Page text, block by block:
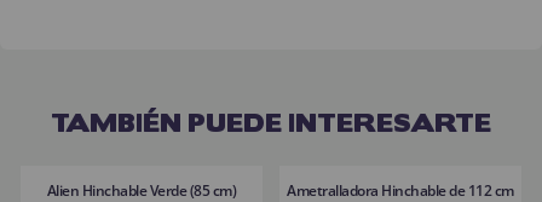
TAMBIÉN PUEDE INTERESARTE
Alien Hinchable Verde (85 cm) Ametralladora Hinchable de 112 cm